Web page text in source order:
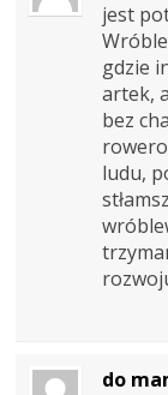
jest
gdzie
artek,
bez
ludu,
do